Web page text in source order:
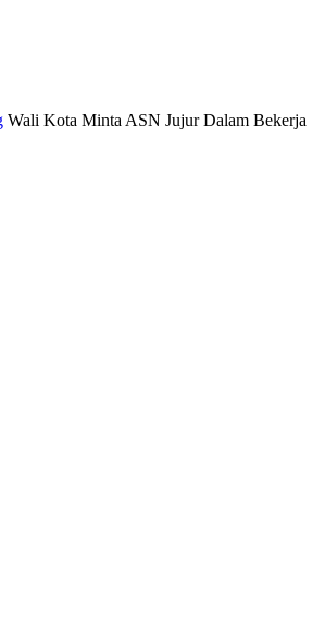
Wali Kota Minta ASN Jujur Dalam Bekerja